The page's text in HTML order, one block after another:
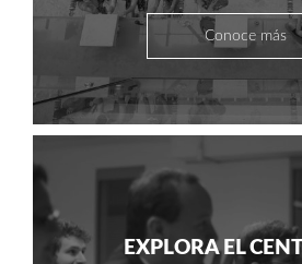
Conoce más
EXPLORA EL